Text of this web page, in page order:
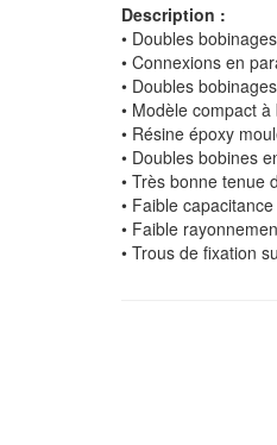
Description :
• Doubles
• Connexions en
• Doubles
• Modèle compact à
• Résine époxy
• Doubles bobines
• Très bonne tenue
• Faible
• Faible
• Trous de fixation